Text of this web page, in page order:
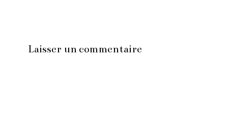
Laisser un commentaire